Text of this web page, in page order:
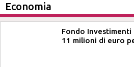
Economia
Fondo
11 milioni di euro